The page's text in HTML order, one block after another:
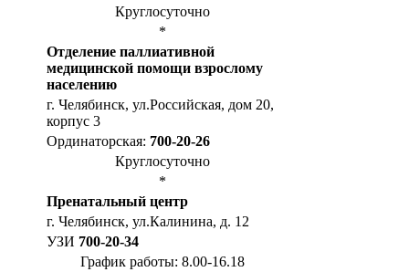
Круглосуточно
*
Отделение паллиативной
медицинской помощи взрослому
населению
г. Челябинск, ул.Российская, дом 20,
корпус 3
Ординаторская: 700-20-26
Круглосуточно
*
Пренатальный центр
г. Челябинск, ул.Калинина, д. 12
УЗИ 700-20-34
График работы: 8.00-16.18